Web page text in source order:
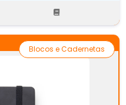
Blocos e Cadernetas